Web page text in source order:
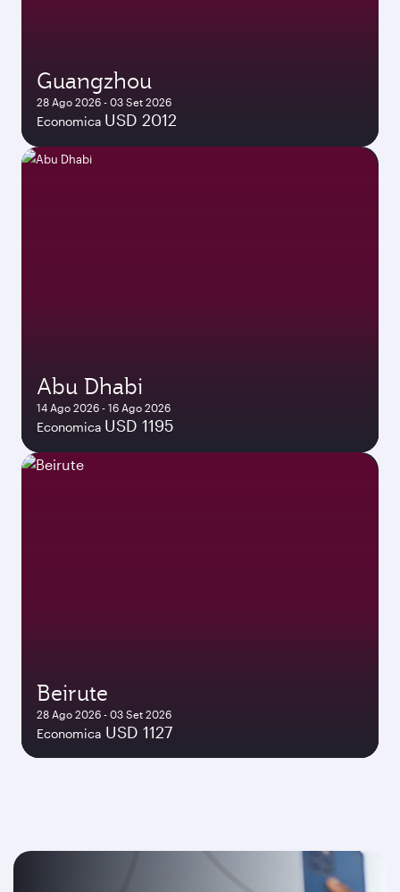
Guangzhou
28 Ago 2026 - 03 Set 2026
Economica USD 2012
Abu Dhabi
14 Ago 2026 - 16 Ago 2026
Economica USD 1195
Beirute
28 Ago 2026 - 03 Set 2026
Economica USD 1127